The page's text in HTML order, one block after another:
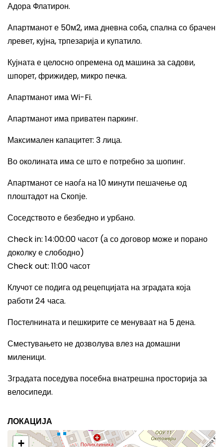
Адора Флатирон.
Апартманот е 50м2, има дневна соба, спална со брачен
лревет, кујна, трпезарија и купатило.
Кујната е целосно опремена од машина за садови,
шпорет, фрижидер, микро печка.
Апартманот имаWi-Fi.
Апартманот има приватен паркинг.
Максимален капацитет: 3лица.
Во околината има се што е потребно за шопинг.
Апартманот се наоѓа на 10 минути пешачење од
плоштадот на Скопје.
Соседството е безбедно и урбано.
Check in: 14:00:00 часот (а со договор може и порано
доколку е слободно)
Check out: 11:00 часот
Клучот се подига од рецепцијата на зградата која
работи 24 часа.
Постелнината и пешкирите се менуваат на 5 дена.
Сместувањето не дозволува влез на домашни
миленици.
Зградата поседува посебна внатрешна просторија за
велосипеди.
ЛОКАЦИЈА
+